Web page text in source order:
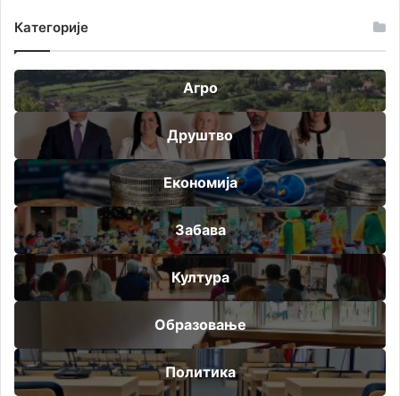
Категорије
Агро
Друштво
Економија
Забава
Култура
Образовање
Политика